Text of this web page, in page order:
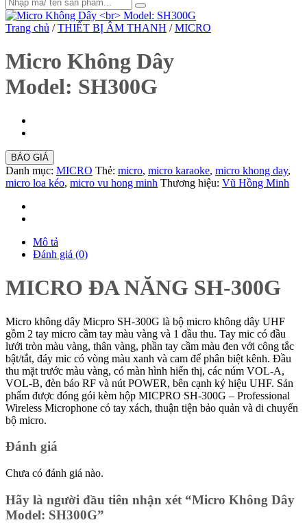
Trang chủ / THIẾT BỊ ÂM THANH / MICRO
Micro Không Dây
Model: SH300G
BÁO GIÁ
Danh mục: MICRO Thẻ: micro, micro karaoke, micro khong day,
micro loa kéo, micro vu hong minh Thương hiệu: Vũ Hồng Minh
Mô tả
Đánh giá (0)
MICRO ĐA NĂNG SH-300G
Micro không dây Micpro SH-300G là bộ micro không dây UHF
gồm 2 tay micro cầm tay màu vàng và 1 đầu thu. Tay mic có đầu
lưới tròn màu vàng, thân vàng, phần tay cầm màu đen với công tắc
bật/tắt, đáy mic có vòng màu xanh và cam để phân biệt kênh. Đầu
thu mặt trước màu vàng, có màn hình hiển thị, các núm VOL-A,
VOL-B, đèn báo RF và nút POWER, bên cạnh ký hiệu UHF. Sản
phẩm được đóng gói kèm hộp MICPRO SH-300G – Professional
Wireless Microphone có tay xách, thuận tiện bảo quản và di chuyển
bộ micro.
Đánh giá
Chưa có đánh giá nào.
Hãy là người đầu tiên nhận xét “Micro Không Dây
Model: SH300G”